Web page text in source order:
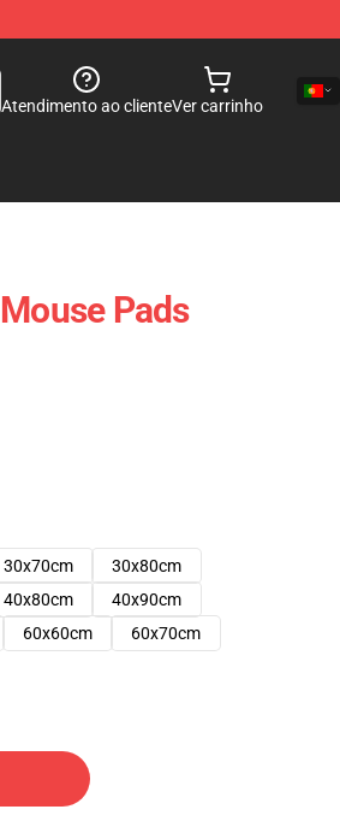
Atendimento ao clienteVer carrinho
Pads
30x70cm
30x80cm
40x80cm
40x90cm
60x60cm
60x70cm